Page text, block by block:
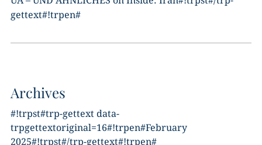
gettext#!trpen#
Archives
#!trpst#trp-gettext data-
trpgettextoriginal=16#!trpen#February
2025#!trpst#/trp-gettext#!trpen#